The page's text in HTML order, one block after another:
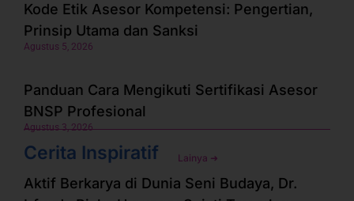
Kode Etik Asesor Kompetensi: Pengertian,
Prinsip Utama dan Sanksi
Agustus 5, 2026
Panduan Cara Mengikuti Sertifikasi Asesor
BNSP Profesional
Agustus 3, 2026
Cerita Inspiratif Lainya ➜
Aktif Berkarya di Dunia Seni Budaya, Dr.